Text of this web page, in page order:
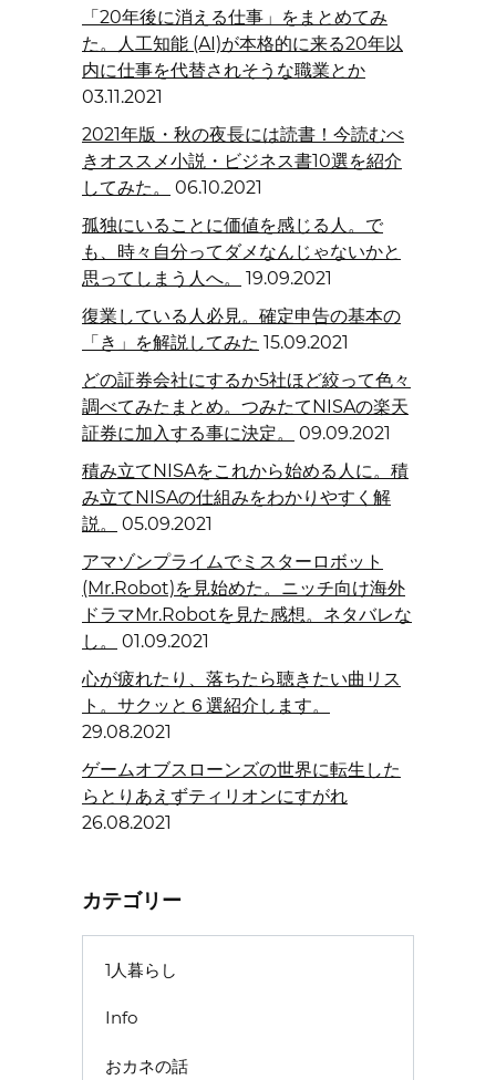
「20年後に消える仕事」をまとめてみ
た。人工知能 (AI)が本格的に来る20年以
内に仕事を代替されそうな職業とか
03.11.2021
2021年版・秋の夜長には読書！今読むべ
きオススメ小説・ビジネス書10選を紹介
してみた。
06.10.2021
孤独にいることに価値を感じる人。で
も、時々自分ってダメなんじゃないかと
思ってしまう人へ。
19.09.2021
復業している人必見。確定申告の基本の
「き」を解説してみた 15.09.2021
どの証券会社にするか5社ほど絞って色々
調べてみたまとめ。つみたてNISAの楽天
証券に加入する事に決定。
09.09.2021
積み立てNISAをこれから始める人に。積
み立てNISAの仕組みをわかりやすく解
説。
05.09.2021
アマゾンプライムでミスターロボット
(Mr.Robot)を見始めた。ニッチ向け海外
ドラマMr.Robotを見た感想。ネタバレな
し。
01.09.2021
心が疲れたり、落ちたら聴きたい曲リス
ト。サクッと６選紹介します。
29.08.2021
ゲームオブスローンズの世界に転生した
らとりあえずティリオンにすがれ
26.08.2021
カテゴリー
1人暮らし
Info
おカネの話